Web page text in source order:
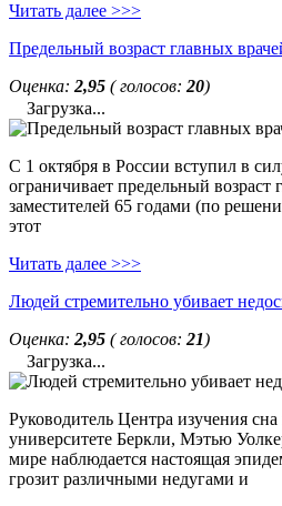
Читать далее >>>
Предельный возраст главных
Оценка: 2,95 ( голосов: 20)
Загрузка...
С 1 октября в России вступил в
ограничивает предельный возраст
заместителей 65 годами (по
этот
Читать далее >>>
Людей стремительно убивает
Оценка: 2,95 ( голосов: 21)
Загрузка...
Руководитель Центра изучения
университете Беркли, Мэтью
мире наблюдается настоящая
грозит различными недугами и